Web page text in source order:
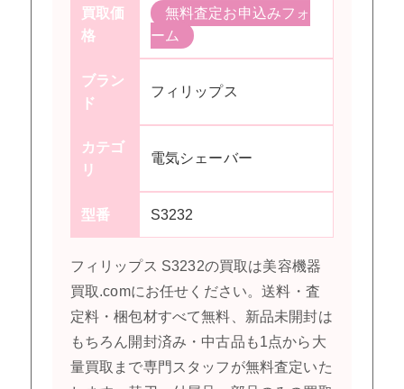
買取価
格
無料査定お申込みフォ
ーム
ブラン
ド
フィリップス
カテゴ
リ
電気シェーバー
型番 S3232
フィリップス S3232の買取は美容機器
買取.comにお任せください。送料・査
定料・梱包材すべて無料、新品未開封は
もちろん開封済み・中古品も1点から大
量買取まで専門スタッフが無料査定いた